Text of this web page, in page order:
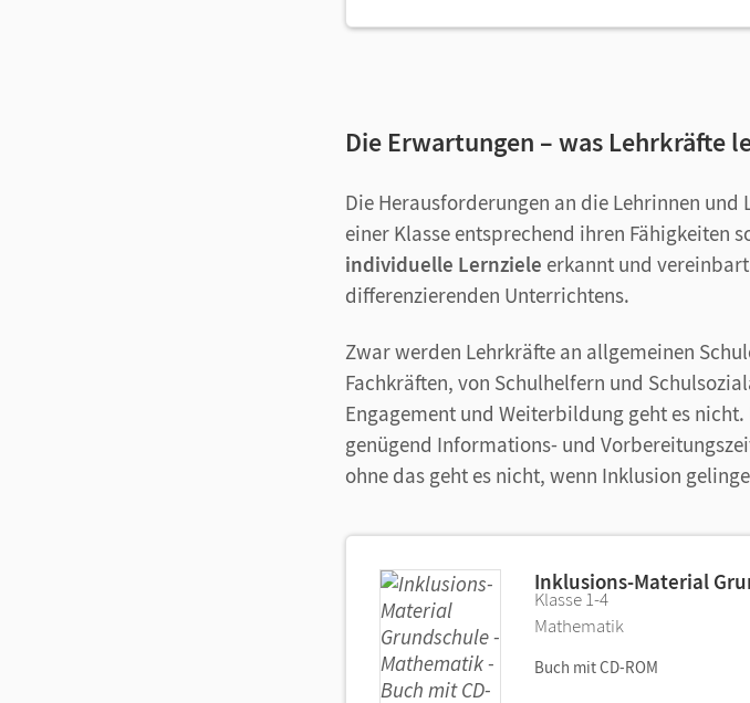
Die Erwartungen – was Lehrkräfte
Die Herausforderungen an die Lehrinnen
einer Klasse entsprechend ihren Fähigkeiten
individuelle Lernziele erkannt und
differenzierenden Unterrichtens.
Zwar werden Lehrkräfte an allgemeinen
Fachkräften, von Schulhelfern und
Engagement und Weiterbildung geht es
genügend Informations- und
ohne das geht es nicht, wenn Inklusion
Inklusions-Material
Klasse 1-4
Mathematik
Buch mit CD-ROM